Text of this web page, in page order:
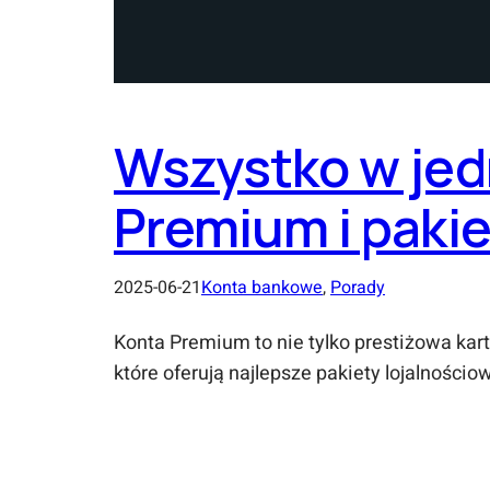
Wszystko w
Premium i
2025-06-21Konta bankowe, Porady
Konta Premium to nie tylko prestiżowa
które oferują najlepsze pakiety